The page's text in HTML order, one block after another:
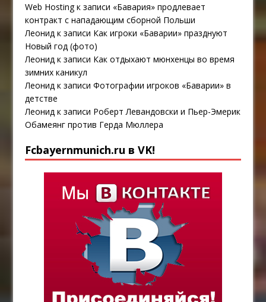
Web Hostingк записи «Бавария» продлевает
контракт с нападающим сборной Польши
Леонид к записи Как игроки «Баварии» празднуют
Новый год (фото)
Леонид к записи Как отдыхают мюнхенцы во время
зимних каникул
Леонид к записиФотографии игроков «Баварии» в
детстве
Леонид к записи Роберт Левандовски и Пьер-Эмерик
Обамеянг против Герда Мюллера
Fcbayernmunich.ru в VK!